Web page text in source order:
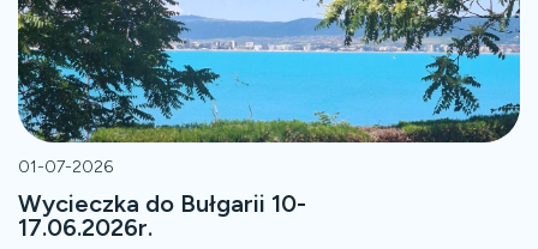
01-07-2026
Wycieczka do Bułgarii 10-
17.06.2026r.